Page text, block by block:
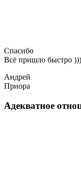
Спасибо
Всё пришло быстро )))
Андрей
Приора
Адекватное